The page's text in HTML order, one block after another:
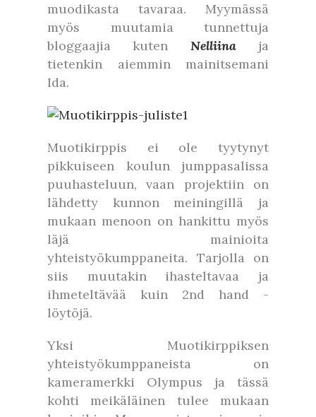
muodikasta tavaraa. Myymässä
myös muutamia tunnettuja
bloggaajia kuten Nelliina
ja
tietenkin aiemmin mainitsemani
Ida.
Muotikirppis ei ole tyytynyt
pikkuiseen koulun jumppasalissa
puuhasteluun, vaan projektiin on
lähdetty kunnon meiningillä ja
mukaan menoon on hankittu myös
läjä mainioita
yhteistyökumppaneita. Tarjolla on
siis muutakin ihasteltavaa ja
ihmeteltävää kuin 2nd hand -
löytöjä.
Yksi Muotikirppiksen
yhteistyökumppaneista on
kameramerkki Olympus ja tässä
kohti meikäläinen tulee mukaan